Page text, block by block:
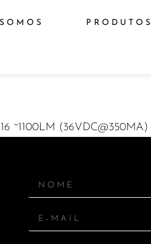
PRODUTOS
~1100LM (36VDC@350MA)